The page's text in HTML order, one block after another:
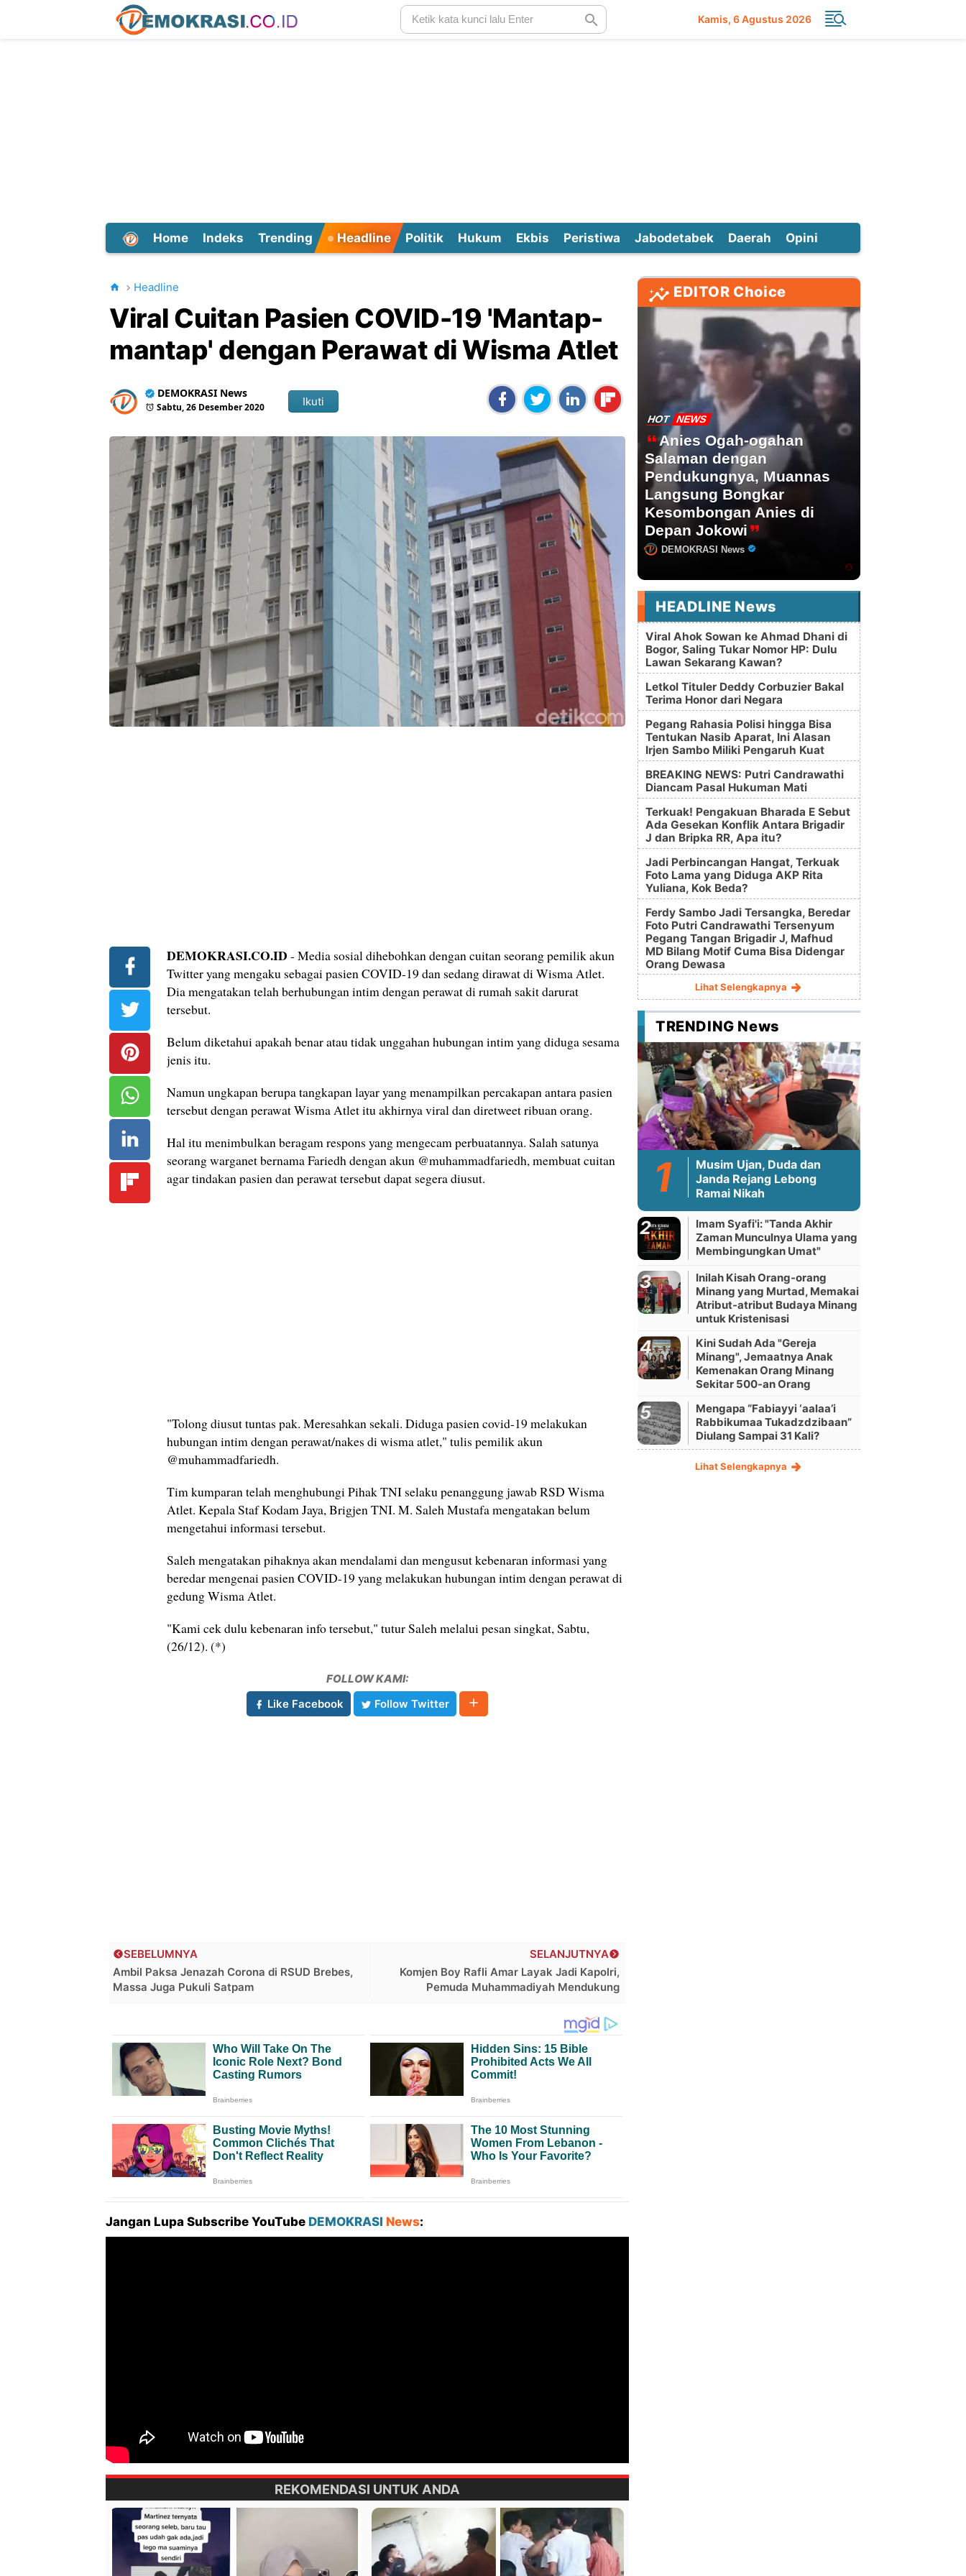
Kamis 6 Agustus 2026
Home Indeks Trending Headline Politik Hukum Ekbis Peristiwa Jabodetabek Daerah Opini
Headline
Viral Cuitan Pasien COVID-19 'Mantap-
mantap' dengan Perawat di Wisma Atlet
DEMOKRASI News
Sabtu, 26 Desember 2020 Ikuti
DEMOKRASI.CO.ID - Media sosial dihebohkan dengan cuitan seorang pemilik akun
Twitter yang mengaku sebagai pasien COVID-19 dan sedang dirawat di Wisma Atlet.
Dia mengatakan telah berhubungan intim dengan perawat di rumah sakit darurat
tersebut.
Belum diketahui apakah benar atau tidak unggahan hubungan intim yang diduga sesama
jenis itu.
Namun ungkapan berupa tangkapan layar yang menampilkan percakapan antara pasien
tersebut dengan perawat Wisma Atlet itu akhirnya viral dan diretweet ribuan orang.
Hal itu menimbulkan beragam respons yang mengecam perbuatannya. Salah satunya
seorang warganet bernama Fariedh dengan akun @muhammadfariedh, membuat cuitan
agar tindakan pasien dan perawat tersebut dapat segera diusut.
"Tolong diusut tuntas pak. Meresahkan sekali. Diduga pasien covid-19 melakukan
hubungan intim dengan perawat/nakes di wisma atlet," tulis pemilik akun
@muhammadfariedh.
Tim kumparan telah menghubungi Pihak TNI selaku penanggung jawab RSD Wisma
Atlet. Kepala Staf Kodam Jaya, Brigjen TNI. M. Saleh Mustafa mengatakan belum
mengetahui informasi tersebut.
Saleh mengatakan pihaknya akan mendalami dan mengusut kebenaran informasi yang
beredar mengenai pasien COVID-19 yang melakukan hubungan intim dengan perawat di
gedung Wisma Atlet.
"Kami cek dulu kebenaran info tersebut," tutur Saleh melalui pesan singkat, Sabtu,
(26/12). (*)
FOLLOW KAMI:
Like Facebook
Follow Twitter
SELANJUTNYA
Komjen Boy Rafli Amar Layak Jadi Kapolri,
Pemuda Muhammadiyah Mendukung
SEBELUMNYA
Ambil Paksa Jenazah Corona di RSUD Brebes,
Massa Juga Pukuli Satpam
Jangan Lupa Subscribe YouTube DEMOKRASI News:
REKOMENDASI UNTUK ANDA
EDITOR Choice
HOT NEWS
Anies Ogah-ogahan
Salaman dengan
Pendukungnya, Muannas
Langsung Bongkar
Kesombongan Anies di
Depan Jokowi
DEMOKRASI News
HEADLINE News
Viral Ahok Sowan ke Ahmad Dhani di
Bogor, Saling Tukar Nomor HP: Dulu
Lawan Sekarang Kawan?
Letkol Tituler Deddy Corbuzier Bakal
Terima Honor dari Negara
Pegang Rahasia Polisi hingga Bisa
Tentukan Nasib Aparat, Ini Alasan
Irjen Sambo Miliki Pengaruh Kuat
BREAKING NEWS: Putri Candrawathi
Diancam Pasal Hukuman Mati
Terkuak! Pengakuan Bharada E Sebut
Ada Gesekan Konflik Antara Brigadir
J dan Bripka RR, Apa itu?
Jadi Perbincangan Hangat, Terkuak
Foto Lama yang Diduga AKP Rita
Yuliana, Kok Beda?
Ferdy Sambo Jadi Tersangka, Beredar
Foto Putri Candrawathi Tersenyum
Pegang Tangan Brigadir J, Mafhud
MD Bilang Motif Cuma Bisa Didengar
Orang Dewasa
Lihat Selengkapnya
TRENDING News
Musim Ujan, Duda dan
Janda Rejang Lebong
Ramai Nikah
Imam Syafi'i: "Tanda Akhir
Zaman Munculnya Ulama yang
Membingungkan Umat"
Inilah Kisah Orang-orang
Minang yang Murtad, Memakai
Atribut-atribut Budaya Minang
untuk Kristenisasi
Kini Sudah Ada "Gereja
Minang", Jemaatnya Anak
Kemenakan Orang Minang
Sekitar 500-an Orang
Mengapa “Fabiayyi ‘aalaa’i
Rabbikumaa Tukadzdzibaan”
Diulang Sampai 31 Kali?
Lihat Selengkapnya